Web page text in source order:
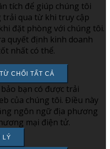
tích để giúp chúng tôi
qua từ khi truy cập
đặt phòng với chúng tôi.
quyết định kinh doanh
nhất có thể.
TỪ CHỐI TẤT CẢ
bạn có được trải
của chúng tôi. Điều này
ngôn ngữ địa phương
mại điện tử.
LÝ